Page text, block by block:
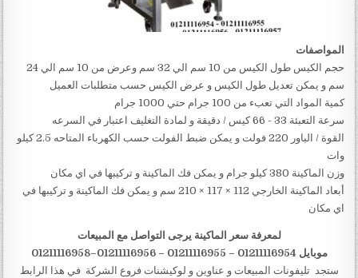
المواصفات
حجم الكيس طول الكيس من 10 سم الي 32 سم وعرض من 10 سم الي 24
سم و يمكن تعديل طول الكيس و ‏عرض الكيس حسب متطلبات العميل
كمية المواد التي تعبء من 100 جرام حتي 1000 جرام
سرعة التعبئة ‎ 33‎‏- ‏‎66‎‏ كيس / دقيقة و لمادة التغليف اعتبار في السرعه
القوة / الباور ‏220 فولت و يمكن ضبط الفولت حسب الكهرباء المتاحه 2.5 كيلو
وات
وزن الماكينة ‏380 كيلو جرام و يمكن فك الماكينة و تركيبها في اي مكان
أبعاد الماكينة الخارجي ‏112 × 117 × 210 سم و يمكن فك الماكينة و تركيبها في
اي مكان
لمعرفة سعر الماكينة يرجى التواصل مع المبيعات
موبايل 01211116954 – 01211116955 – 01211116956–01211116958
ستجد تليفونات المبيعات و عناوين و لوكيشنات فروع الشركة في هذا الرابط